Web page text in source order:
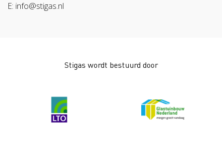
E: info@stigas.nl
Stigas wordt bestuurd door